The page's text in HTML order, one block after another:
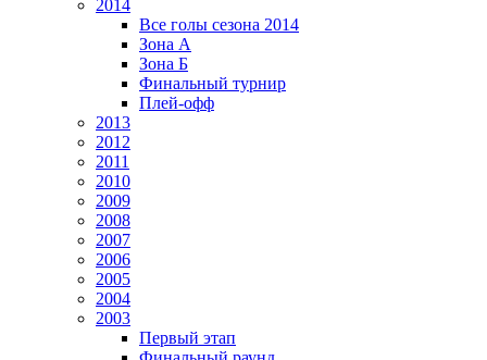
2014
Все голы сезона 2014
Зона А
Зона Б
Финальный турнир
Плей-офф
2013
2012
2011
2010
2009
2008
2007
2006
2005
2004
2003
Первый этап